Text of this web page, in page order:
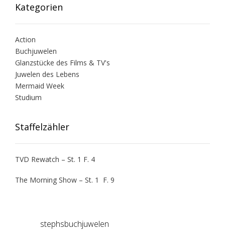
Kategorien
Action
Buchjuwelen
Glanzstücke des Films & TV's
Juwelen des Lebens
Mermaid Week
Studium
Staffelzähler
TVD Rewatch – St. 1 F. 4
The Morning Show – St. 1 F. 9
stephsbuchjuwelen